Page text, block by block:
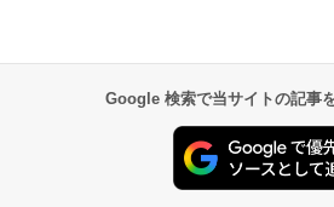
Google 検索で当サイトの記事